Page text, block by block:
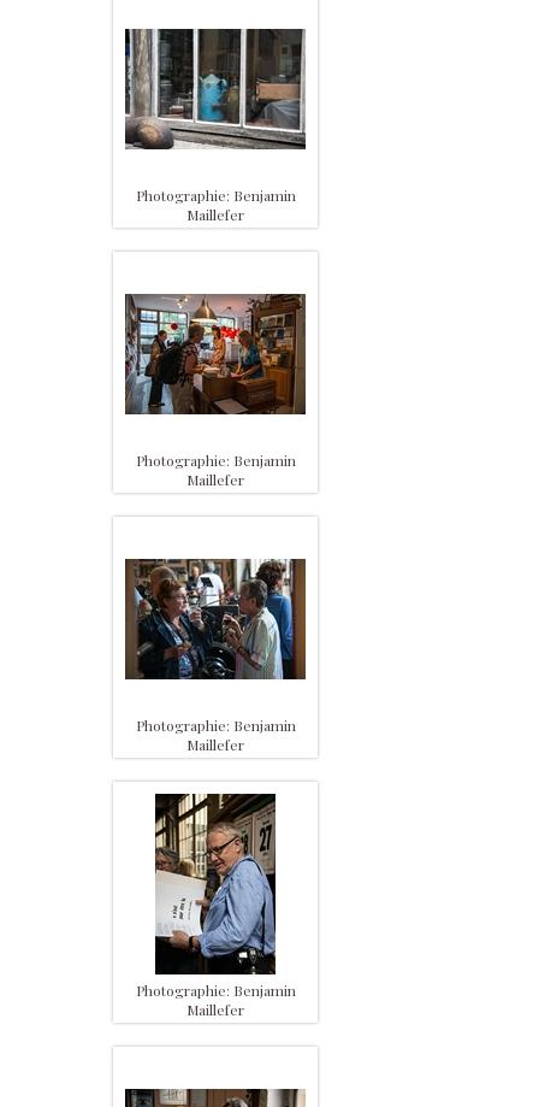
Photographie: Benjamin
Maillefer
Photographie: Benjamin
Maillefer
Photographie: Benjamin
Maillefer
Photographie: Benjamin
Maillefer